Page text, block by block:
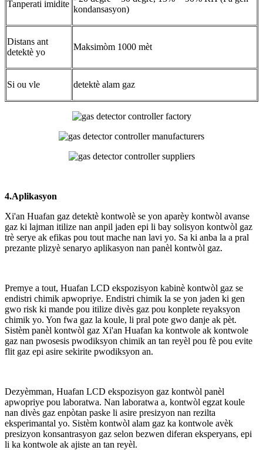
Tanperati imidite
kondansasyon)
Distans ant
detektè yo
Maksimòm 1000 mèt
Si ou vle detektè alam gaz
4.Aplikasyon
Xi'an Huafan gaz detektè kontwolè se yon aparèy kontwòl avanse
gaz ki lajman itilize nan anpil jaden epi li bay solisyon kontwòl gaz
trè serye ak efikas pou tout mache nan lavi yo. Sa ki anba la a pral
prezante plizyè senaryo aplikasyon nan panèl kontwòl gaz.
Premye a tout, Huafan LCD ekspozisyon kabinè kontwòl gaz se
endistri chimik apwopriye. Endistri chimik la se yon jaden ki gen
gwo risk ki mande pou itilize divès gaz pou konplete reyaksyon
chimik yo. Yon fwa gaz la koule, li pral pote gwo danje ak pèt.
Sistèm panèl kontwòl gaz Xi'an Huafan ka kontwole ak kontwole
gaz nan pwosesis pwodiksyon chimik an tan reyèl pou fè pou evite
flit gaz epi asire sekirite pwodiksyon an.
Dezyèmman, Huafan LCD ekspozisyon gaz kontwòl panèl
apwopriye pou laboratwa. Nan laboratwa a, kontwòl egzat koule
nan divès gaz enpòtan paske li asire presizyon nan rezilta
eksperimantal yo. Sistèm kontwòl alam gaz ka kontwole avèk
presizyon konsantrasyon gaz selon bezwen diferan eksperyans, epi
li ka kontwole ak ajiste an tan reyèl.